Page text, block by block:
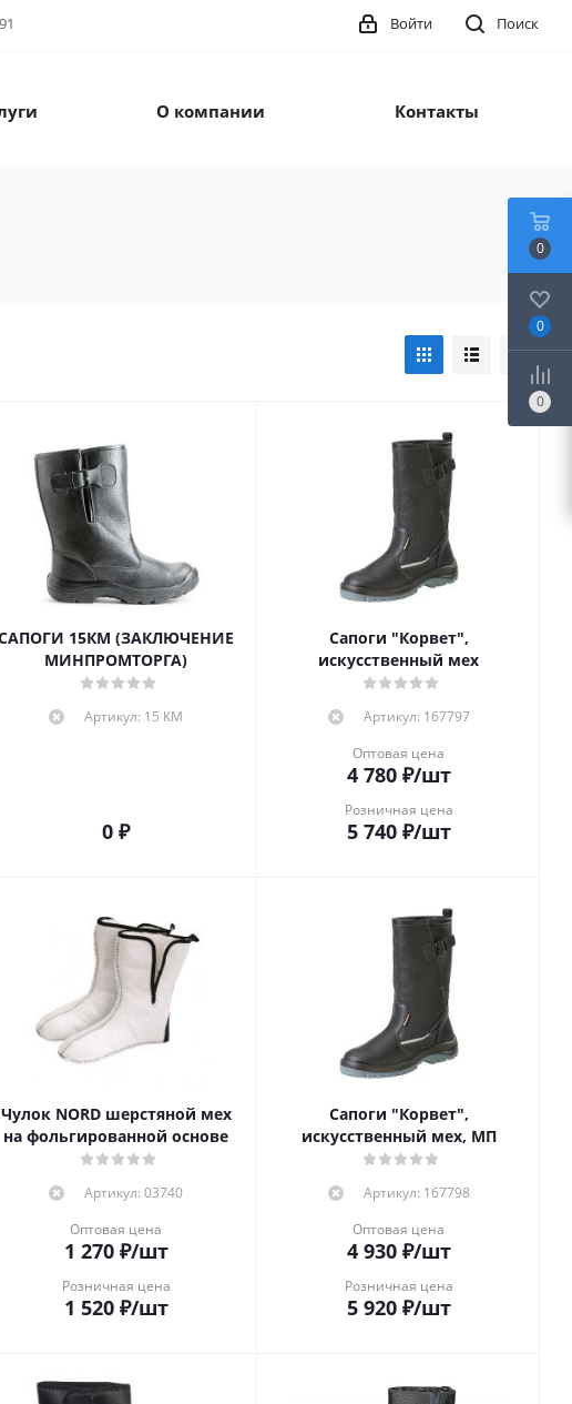
Поиск
Войти
О компании Контакты
15КМ (ЗАКЛЮЧЕНИЕ
МИНПРОМТОРГА)
Артикул: 15 КМ
0 ₽
Сапоги "Корвет",
искусственный мех
Артикул: 167797
Оптовая цена
4 780₽/шт
Розничная цена
5 740₽/шт
Чулок NORD шерстяной мех
на фольгированной основе
Артикул: 03740
Оптовая цена
1 270₽/шт
Розничная цена
1 520₽/шт
Сапоги "Корвет",
искусственный мех, МП
Артикул: 167798
Оптовая цена
4 930₽/шт
Розничная цена
5 920₽/шт
0
0
0